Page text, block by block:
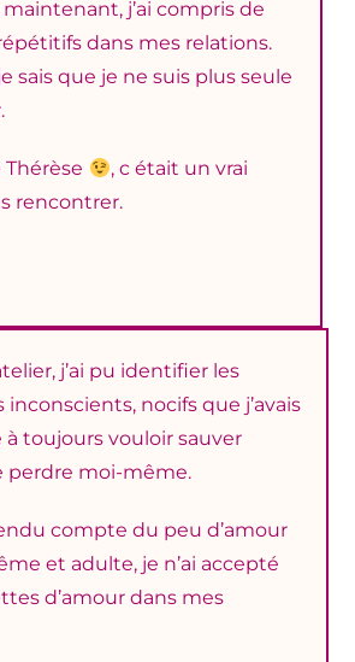
maintenant, j’ai compris de
dans mes relations.
sais que je ne suis plus seule
Thérèse ,c était un vrai
rencontrer.
j’ai pu identifier les
nocifs que j’avais
à toujours vouloir sauver
perdre moi-même.
compte du peu d’amour
et adulte, je n’ai accepté
d’amour dans mes